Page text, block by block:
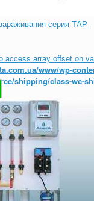
серия ТАР
access array offset on
www/wp-
shipping/class-wc-